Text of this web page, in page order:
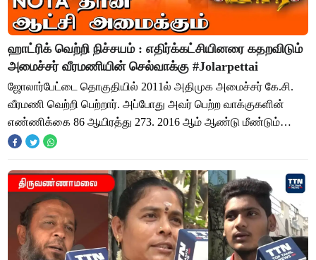
ஹாட்ரிக் வெற்றி நிச்சயம் : எதிர்க்கட்சியினரை கதறவிடும்
அமைச்சர் வீரமணியின் செல்வாக்கு #Jolarpettai
ஜோலார்பேட்டை தொகுதியில் 2011ல் அதிமுக அமைச்சர் கே.சி.
வீரமணி வெற்றி பெற்றார். அப்போது அவர் பெற்ற வாக்குகளின்
எண்ணிக்கை 86 ஆயிரத்து 273. 2016 ஆம் ஆண்டு மீண்டும்
அதிமுகவின் அமைச்சரான கே.சி. வீரமணி ஜோலா